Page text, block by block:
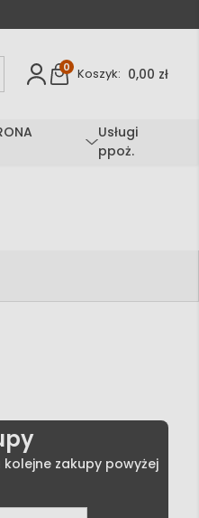
Koszyk: 0,00 zł
0
Usługi
ppoż.
zakupy powyżej